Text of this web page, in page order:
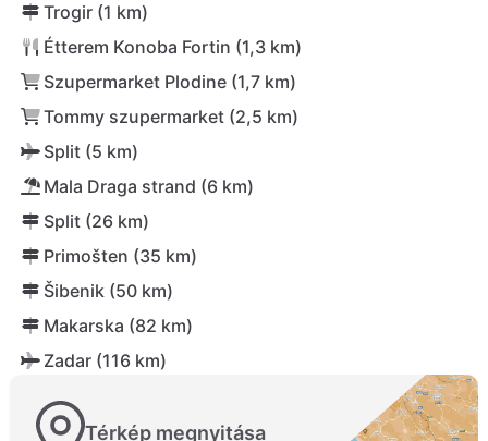
Trogir (1 km)
Étterem Konoba Fortin (1,3 km)
Szupermarket Plodine (1,7 km)
Tommy szupermarket (2,5 km)
Split (5 km)
Mala Draga strand (6 km)
Split (26 km)
Primošten (35 km)
Šibenik (50 km)
Makarska (82 km)
Zadar (116 km)
Térkép megnyitása